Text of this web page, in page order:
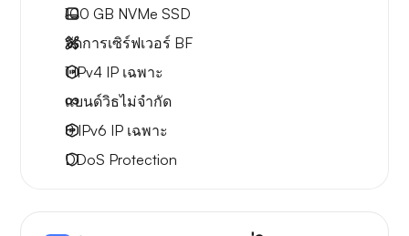
100 GB NVMe SSD
จัดการเซิร์ฟเวอร์ BF
1 IPv4 IP เฉพาะ
แบนด์วิธไม่จำกัด
8 IPv6 IP เฉพาะ
DDoS Protection